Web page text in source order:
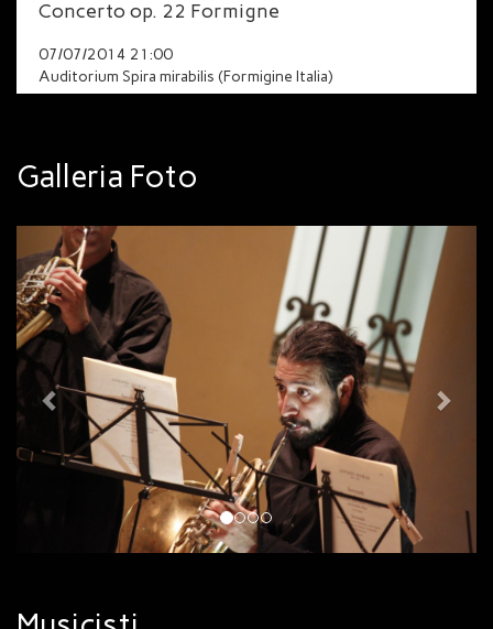
Concerto op. 22 Formigne
07/07/2014 21:00
Auditorium Spira mirabilis (Formigine Italia)
Galleria Foto
Previous Next